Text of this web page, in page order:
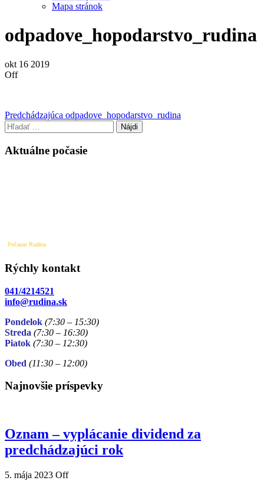
Mapa stránok
odpadove_hopodarstvo_rudina
okt 16 2019
Off
Navigácia
v
článku
Predchádzajúci
príspevok
Predchádzajúca odpadove_hopodarstvo_rudina
Hľadať:
Aktuálne počasie
Počasie Rudina
Rýchly kontakt
041/4214521
info@rudina.sk
Pondelok (7:30 – 15:30)
Streda (7:30 – 16:30)
Piatok (7:30 – 12:30)
Obed (11:30 – 12:00)
Najnovšie príspevky
Oznam – vyplácanie dividend za
predchádzajúci rok
5. mája 2023 Off